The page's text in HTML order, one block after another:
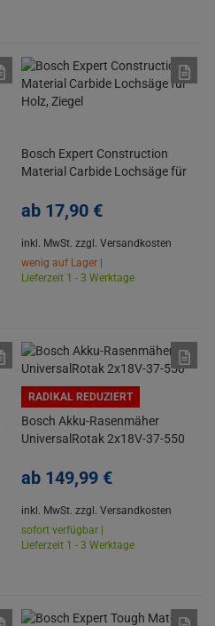
Bosch Expert Construction
Material Carbide Lochsäge für
ab 17,90 €
inkl. MwSt. zzgl. Versandkosten
wenig auf Lager |
Lieferzeit 1 - 3 Werktage
RADIKAL REDUZIERT
Bosch Akku-Rasenmäher
UniversalRotak 2x18V-37-550
ab 149,99 €
inkl. MwSt. zzgl. Versandkosten
sofort verfügbar |
Lieferzeit 1 - 3 Werktage